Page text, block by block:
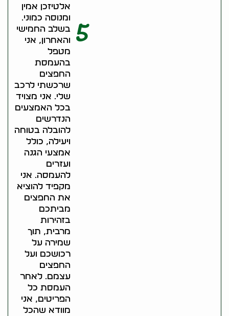
אלטיזכן אמין
ומנוסה כמוני.
5
בשלב החמישי
והאחרון, אני
מטפל
בהעמסת
החפצים
שרכשתי לרכב
שלי. אני מצויד
בכל האמצעים
הנדרשים
להובלה בטוחה
ויעילה, כולל
אמצעי הגנה
ועזרים
להעמסה. אני
מקפיד להוציא
את החפצים
מביתכם
בזהירות
מרבית, תוך
שמירה על
רכושכם ועל
החפצים
עצמם. לאחר
העמסת כל
הפריטים, אני
מוודא שהכל